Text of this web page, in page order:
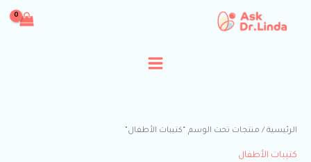
الرئيسية / منتجات تحت الوسم “كتيبات الأطفال”
كتيبات الأطفال